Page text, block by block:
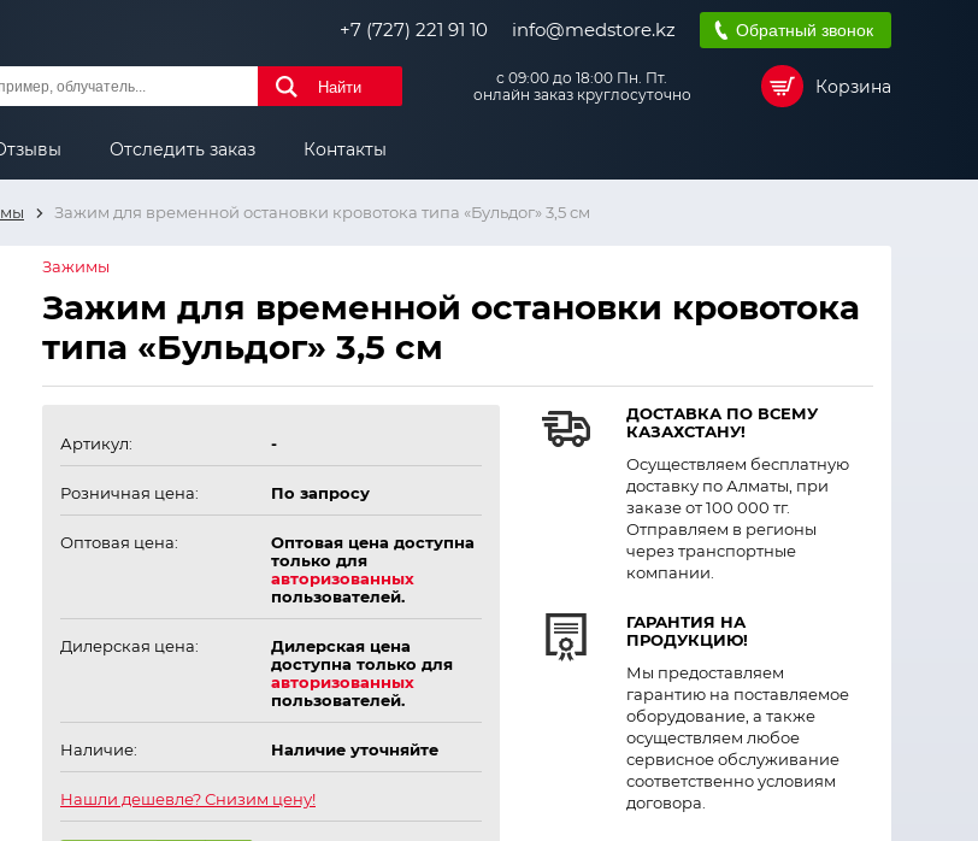
+7 (727) 221 91 10 info@medstore.kz Обратный звонок
Найти
с 09:00 до 18:00 Пн. Пт.
онлайн заказ круглосуточно
Корзина
Отследить заказ Контакты
Зажим для временной остановки кровотока типа «Бульдог» 3,5 см
Зажимы
Зажим для временной остановки кровотока
типа «Бульдог» 3,5 см
Артикул: -
Розничная цена: По запросу
Оптовая цена:
Оптовая цена доступна
только для
авторизованных
пользователей.
Дилерская цена:
Дилерская цена
доступна только для
авторизованных
пользователей.
Наличие: Наличие уточняйте
Нашли дешевле? Снизим цену!
ДОСТАВКА ПО ВСЕМУ
КАЗАХСТАНУ!
Осуществляем бесплатную
доставку по Алматы, при
заказе от 100 000 тг.
Отправляем в регионы
через транспортные
компании.
ГАРАНТИЯ НА
ПРОДУКЦИЮ!
Мы предоставляем
гарантию на поставляемое
оборудование, а также
осуществляем любое
сервисное обслуживание
соответственно условиям
договора.